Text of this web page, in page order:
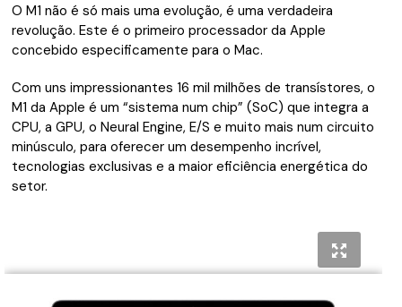
O M1 não é só mais uma evolução, é uma verdadeira
revolução. Este é o primeiro processador da Apple
concebido especificamente para o Mac.
Com uns impressionantes 16 mil milhões de transístores, o
M1 da Apple é um “sistema num chip” (SoC) que integra a
CPU, a GPU, o Neural Engine, E/S e muito mais num circuito
minúsculo, para oferecer um desempenho incrível,
tecnologias exclusivas e a maior eficiência energética do
setor.